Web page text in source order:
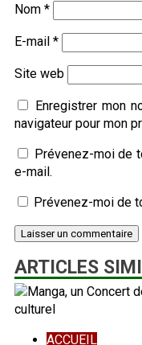
Nom *
E-mail *
Site web
Enregistrer mon
navigateur pour mon
Prévenez-moi de
e-mail.
Prévenez-moi de
ARTICLES
ACCUEIL